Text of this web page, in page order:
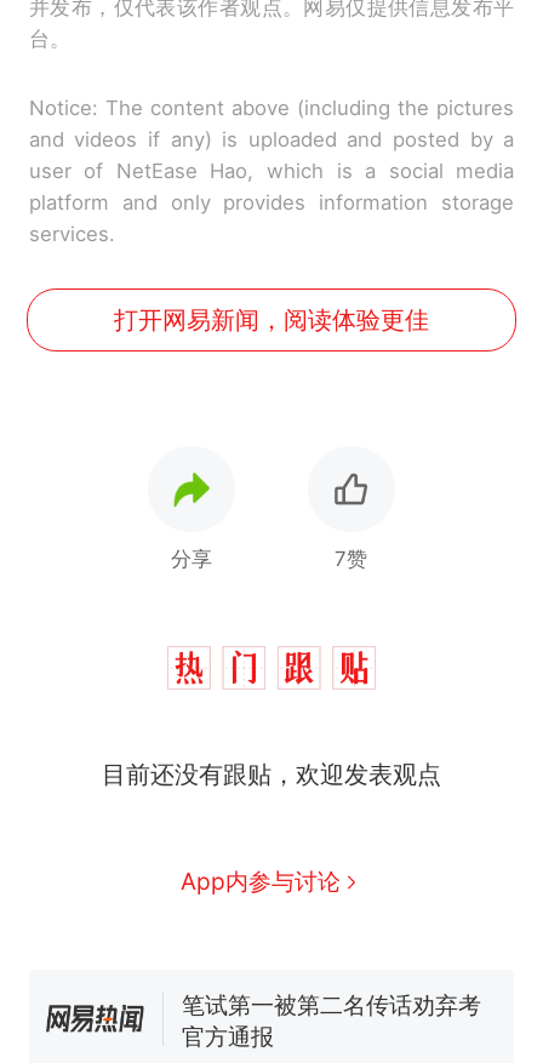
并发布，仅代表该作者观点。网易仅提供信息发布平
台。
Notice: The content above (including the pictures
and videos if any) is uploaded and posted by a
user of NetEase Hao, which is a social media
platform and only provides information storage
services.
打开网易新闻，阅读体验更佳
分享 7赞
目前还没有跟贴，欢迎发表观点
App内参与讨论
人生
新 费大厨“全国小炒肉大王”称
来源：参考消息）
笔试第一被第二名传话劝弃考
官方通报